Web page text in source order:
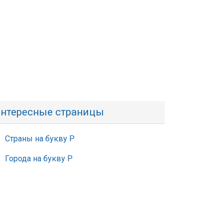
страницы
Страны на букву Р
Города на букву Р